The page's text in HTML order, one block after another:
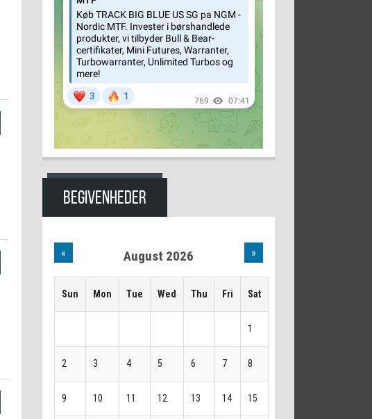
BEGIVENHEDER
« August 2026 »
Sun Mon Tue Wed Thu Fri Sat
1
2 3 4 5 6 7 8
9 10 11 12 13 14 15